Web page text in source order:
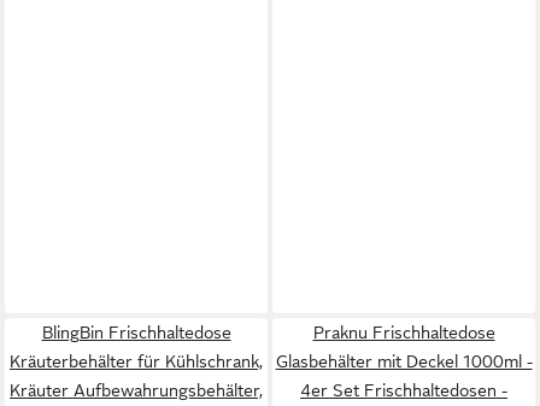
BlingBin Frischhaltedose
Kräuterbehälter für Kühlschrank,
Kräuter Aufbewahrungsbehälter,
Praknu Frischhaltedose
Glasbehälter mit Deckel 1000ml -
4er Set Frischhaltedosen -